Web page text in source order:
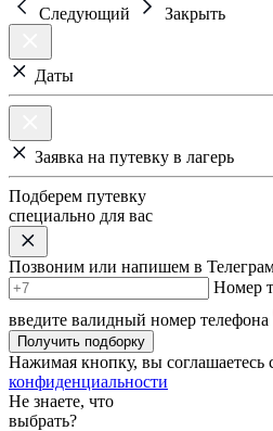
Следующий Закрыть
Даты
Заявка на путевку в лагерь
Подберем путевку
специально для вас
Позвоним или напишем в
Номер
введите валидный номер телефона
Получить подборку
Нажимая кнопку, вы соглашаетесь
конфиденциальности
Не знаете, что
выбрать?